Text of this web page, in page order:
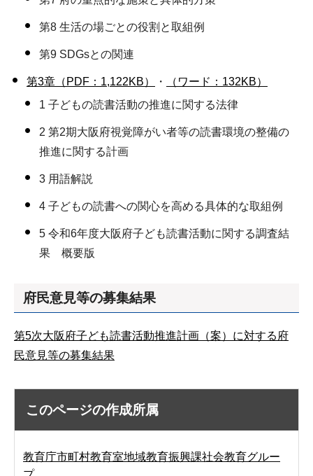
第8 生活の場ごとの役割と取組例
第9 SDGsとの関連
第3章（PDF：1,122KB） ・
（ワード：132KB）
1 子どもの読書活動の推進に関する法律
2 第2期大阪府視覚障がい者等の読書環境の整備の
推進に関する計画
3 用語解説
4 子どもの読書への関心を高める具体的な取組例
5 令和6年度大阪府子ども読書活動に関する調査結
果 概要版
府民意見等の募集結果
第5次大阪府子ども読書活動推進計画（案）に対する府
民意見等の募集結果
このページの作成所属
教育庁市町村教育室地域教育振興課社会教育グルー